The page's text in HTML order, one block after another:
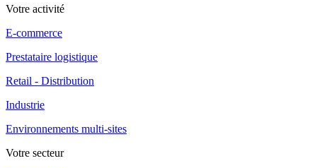
Votre activité
E-commerce
Prestataire logistique
Retail - Distribution
Industrie
Environnements multi-sites
Votre secteur